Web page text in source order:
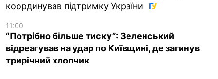
координував підтримку України
11:00
“Потрібно більше тиску”: Зеленський
відреагував на удар по Київщині, де загинув
трирічний хлопчик